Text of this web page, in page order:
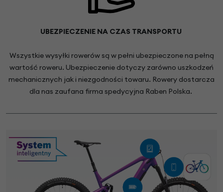
UBEZPIECZENIE NA CZAS TRANSPORTU
Wszystkie wysyłki rowerów są w pełni ubezpieczone na pełną
wartość roweru. Ubezpieczenie dotyczy zarówno uszkodzeń
mechanicznych jak i niezgodności towaru. Rowery dostarcza
dla nas zaufana firma spedycyjna Raben Polska.